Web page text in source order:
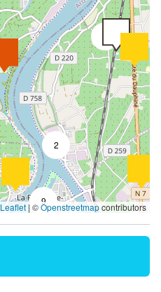
2
9
Leaflet |©Openstreetmapcontributors